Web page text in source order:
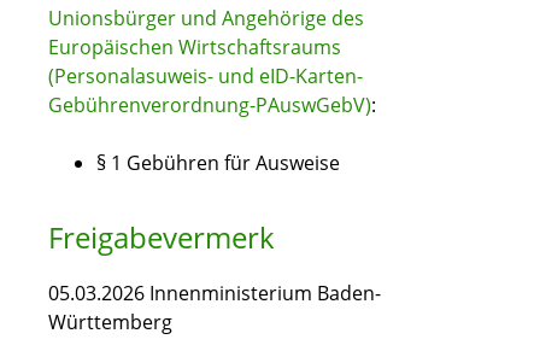
Unionsbürger und Angehörige des
Europäischen Wirtschaftsraums
(Personalasuweis- und eID-Karten-
Gebührenverordnung-PAuswGebV):
§ 1 Gebühren für Ausweise
Freigabevermerk
05.03.2026 Innenministerium Baden-
Württemberg